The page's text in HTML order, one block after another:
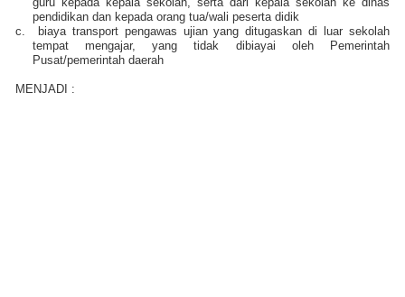
pendidikan dan kepada orang tua/wali peserta didik
c. biaya transport pengawas ujian yang ditugaskan di luar sekolah
tempat mengajar, yang tidak dibiayai oleh Pemerintah
Pusat/pemerintah daerah
MENJADI :